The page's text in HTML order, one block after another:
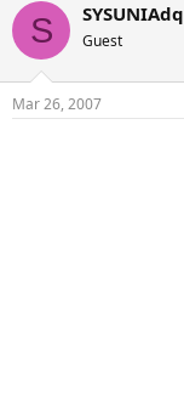
S SYSUNIAdq
Guest
Mar 26, 2007